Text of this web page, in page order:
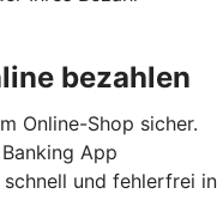
bezahlen
Online-Shop sicher.
App
und fehlerfrei in